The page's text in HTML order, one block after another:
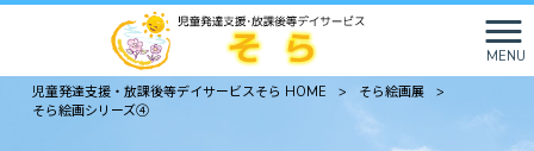
MENU
児童発達支援・放課後等デイサービスそら HOME
> そら絵画展
>
そら絵画シリーズ④